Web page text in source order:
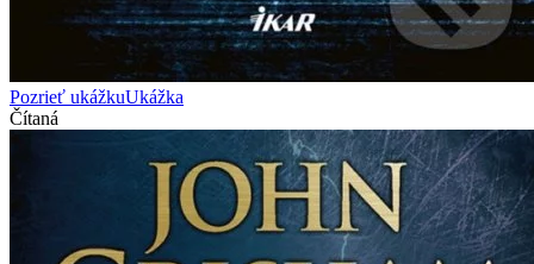
Pozrieť ukážkuUkážka
Čítaná